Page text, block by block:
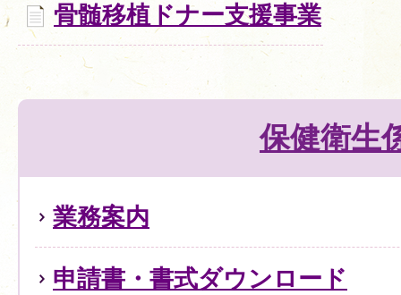
骨髄移植ドナー支援事業
保健衛生
業務案内
申請書・書式ダウンロード